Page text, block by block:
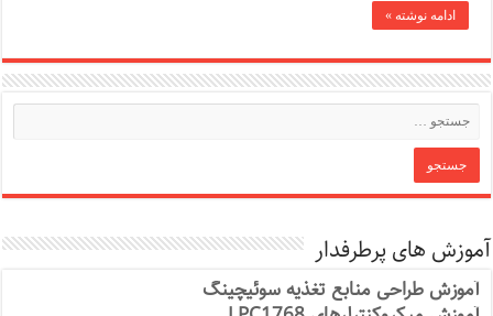
ادامه نوشته »
آموزش های پرطرفدار
آموزش طراحی منابع تغذیه سوئیچینگ